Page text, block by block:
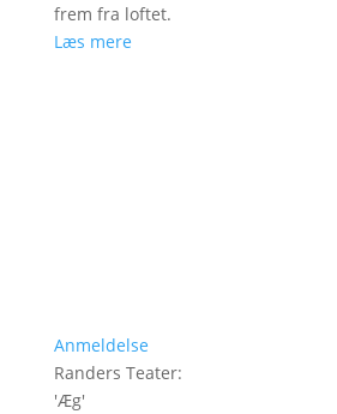
frem fra loftet.
Læs mere
Anmeldelse
Randers Teater:
'Æg'